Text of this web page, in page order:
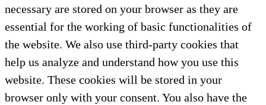
necessary are stored on your browser as they are
essential for the working of basic functionalities of
the website. We also use third-party cookies that
help us analyze and understand how you use this
website. These cookies will be stored in your
browser only with your consent. You also have the